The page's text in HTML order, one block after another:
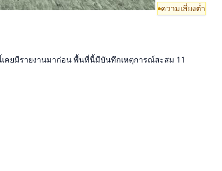
ความเสี่ยงต่ำ
คยมีรายงานมาก่อน พื้นที่นี้มีบันทึกเหตุการณ์สะสม 11